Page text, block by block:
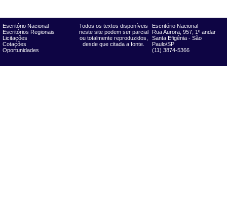
Escritório Nacional
Escritórios Regionais
Licitações
Cotações
Oportunidades
Todos os textos disponíveis
neste site podem ser parcial
ou totalmente reproduzidos,
desde que citada a fonte.
Escritório Nacional
Rua Aurora, 957, 1º andar
Santa Efigênia - São
Paulo/SP
(11) 3874-5366